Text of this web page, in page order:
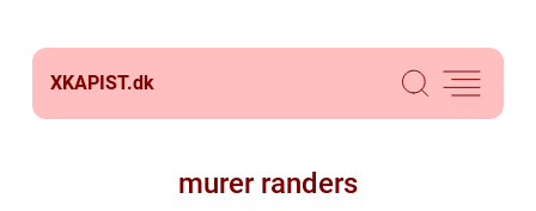
XKAPIST.dk
murer randers